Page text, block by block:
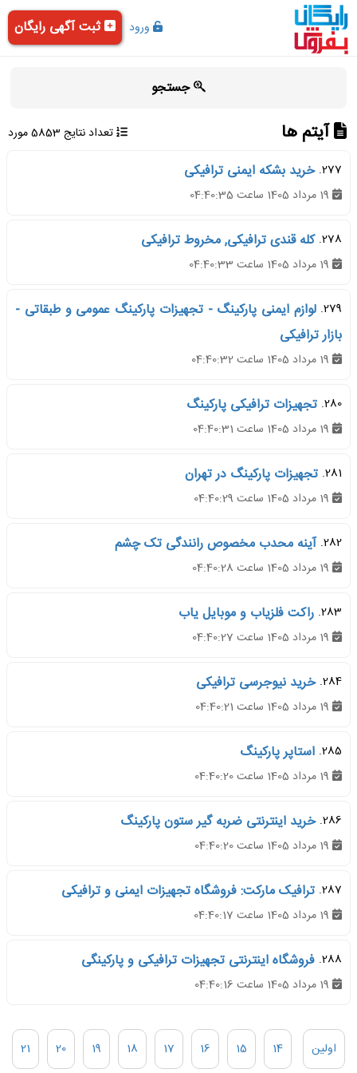
ورود ثبت آگهی رایگان
جستجو
آیتم ها
تعداد نتایج 5853 مورد
277. خرید بشکه ایمنی ترافیکی
278. کله قندی ترافیکی, مخروط ترافیکی
279. لوازم ایمنی پارکینگ - تجهیزات پارکینگ عمومی و طبقاتی -
بازار ترافیکی
280. تجهیزات ترافیکی پارکینگ
281. تجهیزات پارکینگ در تهران
282. آینه محدب مخصوص رانندگی تک چشم
283. راکت فلزیاب و موبایل یاب
284. خرید نیوجرسی ترافیکی
285. استاپر پارکینگ
286. خرید اینترنتی ضربه گیر ستون پارکینگ
287. ترافیک مارکت: فروشگاه تجهیزات ایمنی و ترافیکی
288. فروشگاه اینترنتی تجهیزات ترافیکی و پارکینگی
اولین 14
15
16
17
18
19
20
21